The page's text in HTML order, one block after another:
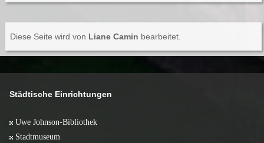
Diese Seite wird von Liane Camin bearbeitet.
Städtische Einrichtungen
Uwe Johnson-Bibliothek
Stadtmuseum